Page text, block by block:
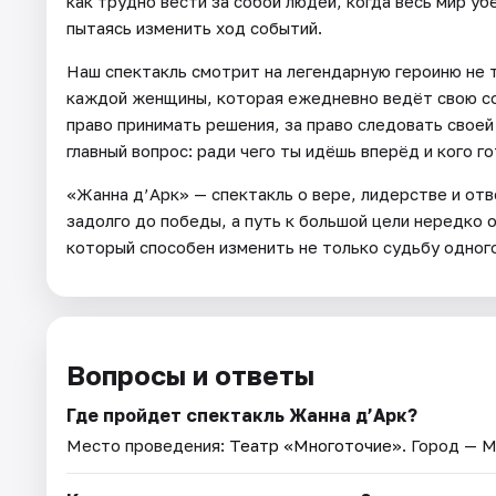
пытаясь изменить ход событий.
Наш спектакль смотрит на легендарную героиню не
каждой женщины, которая ежедневно ведёт свою
право принимать решения, за право следовать
главный вопрос: ради чего ты идёшь вперёд и кого
«Жанна д’Арк» — спектакль о вере, лидерстве и
задолго до победы, а путь к большой цели нередко
который способен изменить не только судьбу
Вопросы и ответы
Где пройдет спектакль Жанна д’Арк?
Место проведения: Театр «Многоточие». Город —